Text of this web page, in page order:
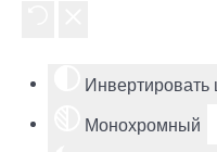
Инвертировать
Монохромный